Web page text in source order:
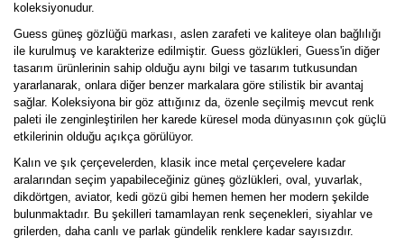
koleksiyonudur.
Guess güneş gözlüğü markası, aslen zarafeti ve kaliteye olan bağlılığı
ile kurulmuş ve karakterize edilmiştir. Guess gözlükleri, Guess'in diğer
tasarım ürünlerinin sahip olduğu aynı bilgi ve tasarım tutkusundan
yararlanarak, onlara diğer benzer markalara göre stilistik bir avantaj
sağlar. Koleksiyona bir göz attığınız da, özenle seçilmiş mevcut renk
paleti ile zenginleştirilen her karede küresel moda dünyasının çok güçlü
etkilerinin olduğu açıkça görülüyor.
Kalın ve şık çerçevelerden, klasik ince metal çerçevelere kadar
aralarından seçim yapabileceğiniz güneş gözlükleri, oval, yuvarlak,
dikdörtgen, aviator, kedi gözü gibi hemen hemen her modern şekilde
bulunmaktadır. Bu şekilleri tamamlayan renk seçenekleri, siyahlar ve
grilerden, daha canlı ve parlak gündelik renklere kadar sayısızdır.